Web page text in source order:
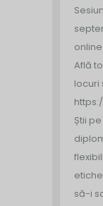
Află
locuri
Știi
să-i